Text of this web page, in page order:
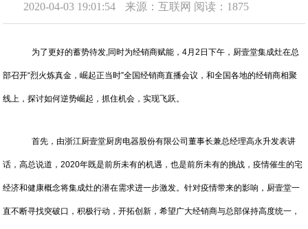
2020-04-03 19:01:54 来源：互联网 阅读：1875
为了更好的蓄势待发,同时为经销商赋能，4月2日下午，厨壹堂集成灶在总
部召开“烈火炼真金，崛起正当时”全国经销商直播会议，和全国各地的经销商相聚
线上，探讨如何逆势崛起，抓住机会，实现飞跃。
首先，由浙江厨壹堂厨房电器股份有限公司董事长兼总经理高永升发表讲
话，高总说道，2020年既是前所未有的机遇，也是前所未有的挑战，疫情催生的宅
经济和健康概念将集成灶的潜在需求进一步激发。针对疫情带来的影响，厨壹堂一
直不断寻找突破口，积极行动，开拓创新，希望广大经销商与总部保持高度统一，